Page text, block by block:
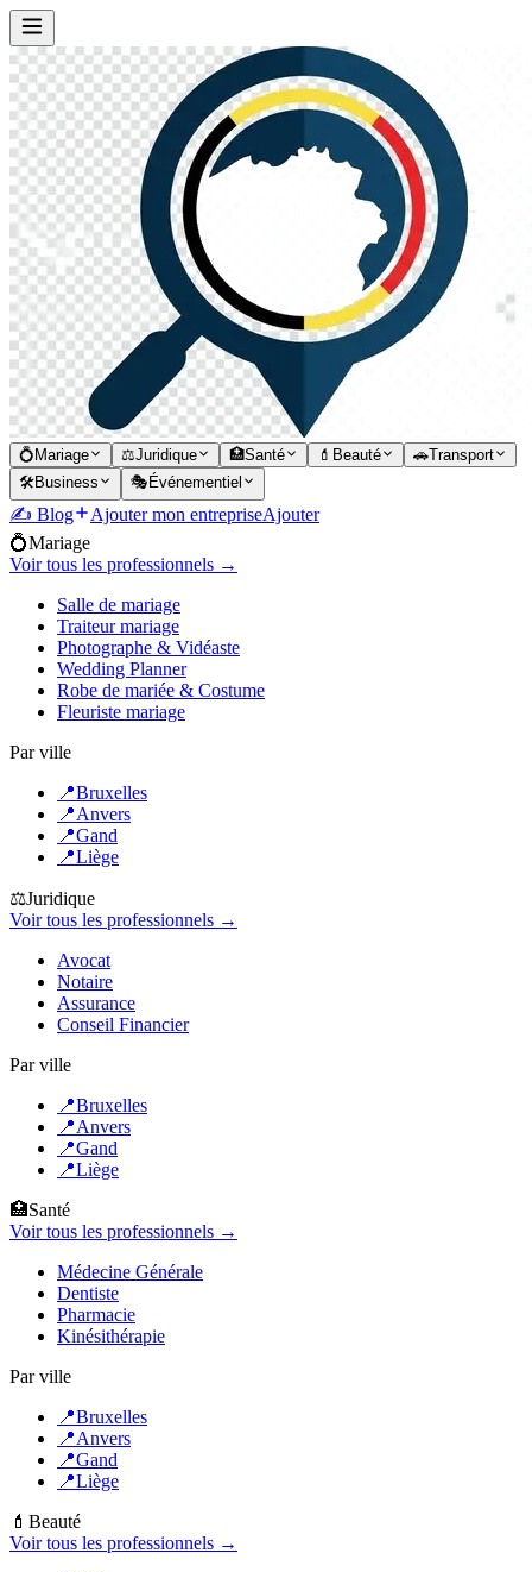
💍 Mariage ⚖️Juridique 🏥Santé 💄 Beauté 🚗Transport
🛠️Business 🎭 Événementiel
✍️ Blog Ajouter mon entrepriseAjouter
💍Mariage
Voir tous les professionnels →
Salle de mariage
Traiteur mariage
Photographe & Vidéaste
Wedding Planner
Robe de mariée & Costume
Fleuriste mariage
Par ville
📍Bruxelles
📍Anvers
📍Gand
📍Liège
⚖️Juridique
Voir tous les professionnels →
Avocat
Notaire
Assurance
Conseil Financier
Par ville
📍Bruxelles
📍Anvers
📍Gand
📍Liège
🏥Santé
Voir tous les professionnels →
Médecine Générale
Dentiste
Pharmacie
Kinésithérapie
Par ville
📍Bruxelles
📍Anvers
📍Gand
📍Liège
💄 Beauté
Voir tous les professionnels →